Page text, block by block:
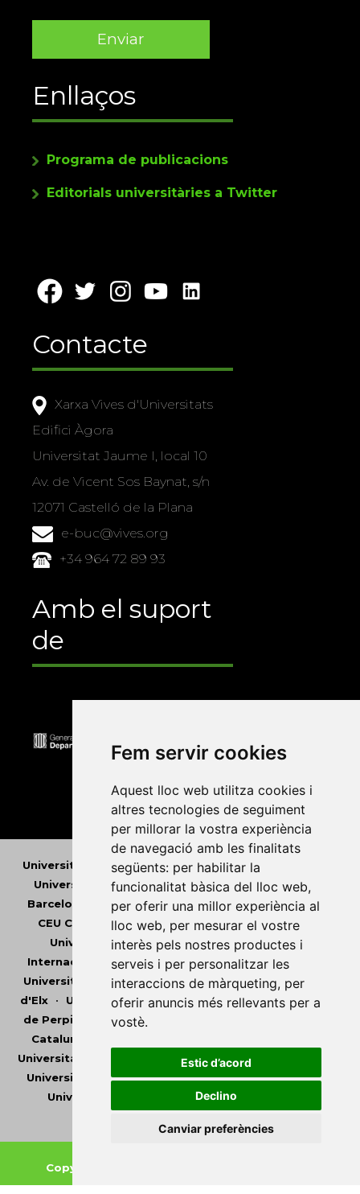
Fem servir cookies
Aquest lloc web utilitza cookies i
altres tecnologies de seguiment
per millorar la vostra experiència
de navegació amb les finalitats
següents: per habilitar la
funcionalitat bàsica del lloc web,
per oferir una millor experiència al
lloc web, per mesurar el vostre
interès pels nostres productes i
serveis i per personalitzar les
interaccions de màrqueting, per
oferir anuncis més rellevants per a
vostè.
Estic d’acord
Declino
Canviar preferències
Enllaços
Programa de publicacions
Editorials universitàries a Twitter
Contacte
Xarxa Vives d'Universitats
Edifici Àgora
Universitat Jaume I, local 10
Av. de Vicent Sos Baynat, s/n
12071 Castelló de la Plana
e-buc@vives.org
+34 964 72 89 93
Amb el suport
de
Universitat Abat Oliba CEU•Universitat d'Alacant
Universitat d'Andorra•Universitat Autònoma de
Barcelona
Universitat de Barcelona•Universitat
CEU Cardenal Herrera
•Universitat de Girona
Universitat de les Illes Balears•Universitat
Internacional de Catalunya •Universitat Jaume I
Universitat de Lleida•Universitat Miguel Hernández
d'Elx• Universitat Oberta de Catalunya•Universitat
de Perpinyà Via Domitia
Catalunya
Universitat Pompeu Fabra
•Universitat Ramon Llull
Universitat Rovira i Virgili•Universitat de Sàsser•
Universitat de València
•Universitat de Vic -
Copyright © 2026